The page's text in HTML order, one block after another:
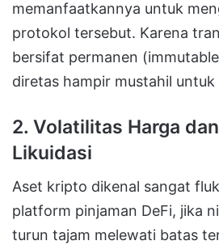
memanfaatkannya untuk
protokol tersebut. Karena
bersifat permanen
diretas hampir mustahil untuk
2. Volatilitas Harga
Likuidasi
Aset kripto dikenal sangat
platform pinjaman DeFi, jika
turun tajam melewati batas